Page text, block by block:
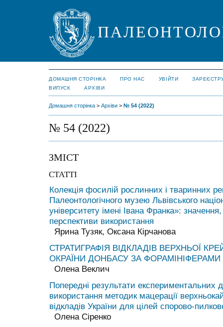
ДОМАШНЯ СТОРІНКА ПРО НАС УВІЙТИ
ВИПУСК
АРХІВИ
Домашня сторінка > Архіви > № 54 (2022)
№ 54 (2022)
ЗМІСТ
СТАТТІ
Колекція фосилій рослинних і тваринних
Палеонтологічного музею Львівського
університету імені Івана Франка»:
перспективи використання
Ярина Тузяк, Оксана Кірчанова
СТРАТИГРАФІЯ ВІДКЛАДІВ ВЕРХНЬОЇ
ОКРАЇНИ ДОНБАСУ ЗА ФОРАМІНІФЕРАМИ
Олена Веклич
Попередні результати експериментальних
використання методик мацерації
відкладів України для цілей спорово-
Олена Сіренко